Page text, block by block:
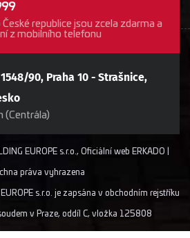
republice jsou zcela zdarma a
z mobilního telefonu
90, Praha 10 - Strašnice,
(Centrála)
EUROPE s.r.o., Oficiální web ERKADO |
práva vyhrazena
s.r.o. je zapsána v obchodním rejstříku
v Praze, oddíl C, vložka 125808